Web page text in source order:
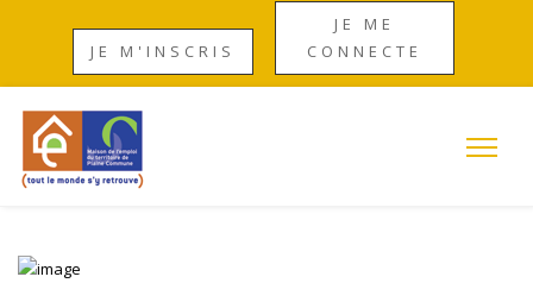
JE M'INSCRIS
JE ME
CONNECTE